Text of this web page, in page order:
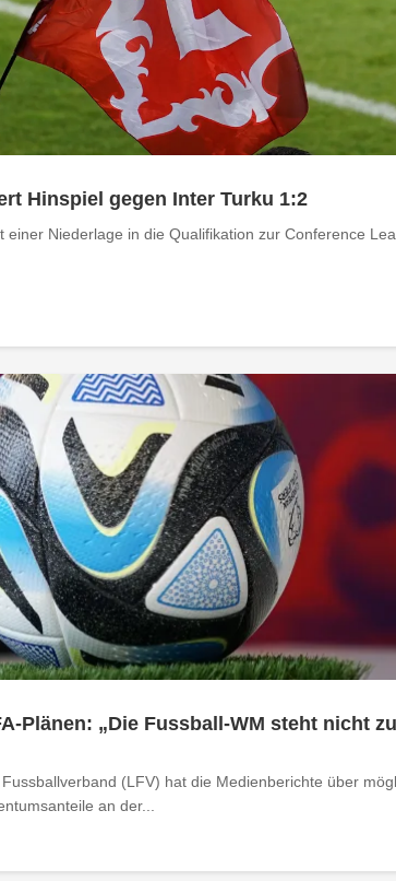
Hinspiel gegen Inter Turku 1:2
einer Niederlage in die Qualifikation zur Conference
Plänen: „Die Fussball-WM steht nicht
(LFV) hat die Medienberichte über
an der...